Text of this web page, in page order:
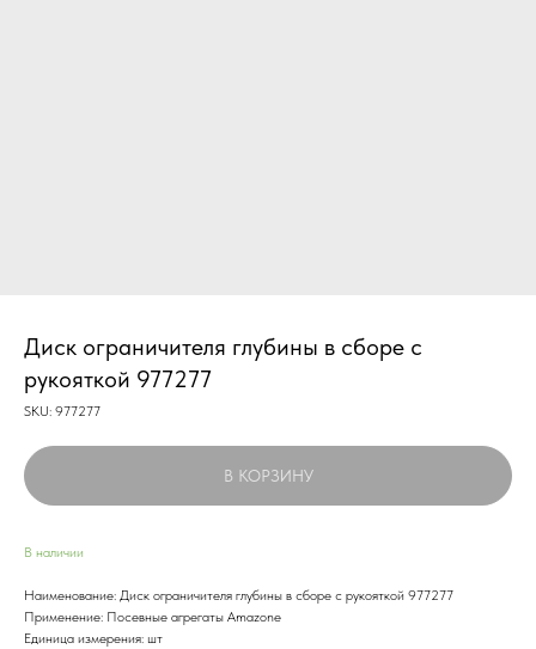
Диск ограничителя глубины в сборе с
рукояткой 977277
SKU: 977277
В КОРЗИНУ
В наличии
Наименование: Диск ограничителя глубины в сборе с рукояткой 977277
Применение: Посевные агрегаты Amazone
Единица измерения: шт